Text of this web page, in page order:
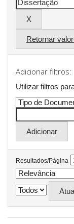
Retornar
Adicionar filtros:
Utilizar filtros
Resultados/Página